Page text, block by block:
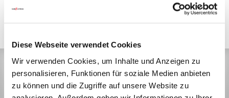
Diese Webseite verwendet Cookies
Wir verwenden Cookies, um Inhalte und Anzeigen zu
personalisieren, Funktionen für soziale Medien anbieten
zu können und die Zugriffe auf unsere Website zu